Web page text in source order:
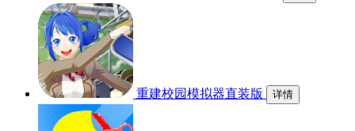
重建校园模拟器直装版 详情